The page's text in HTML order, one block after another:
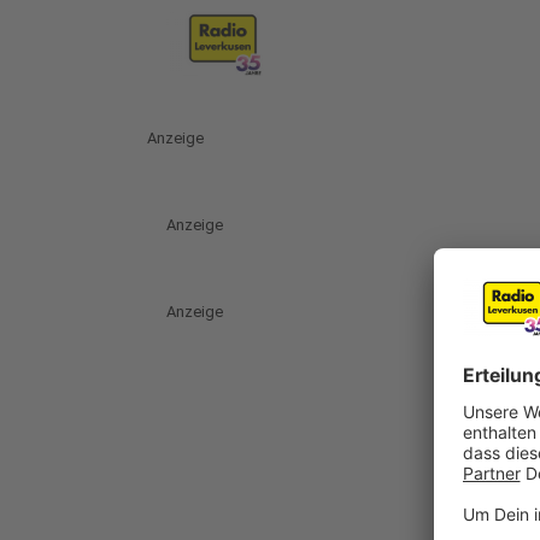
Anzeige
Anzeige
Anzeige